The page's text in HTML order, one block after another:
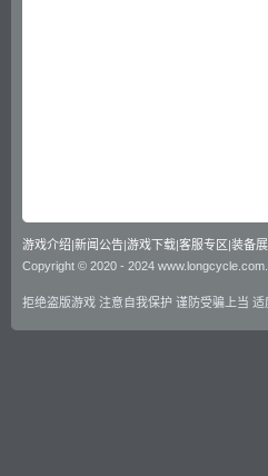
游戏介绍|新闻公告|游戏下载|客服专区|装备
Copyright © 2020 - 2024
拒绝盗版游戏 注意自我保护 谨防受骗上当